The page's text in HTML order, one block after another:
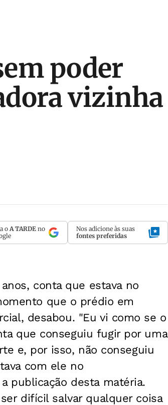
poder
vizinha
oA TARDE no
Nos adicione às suas
fontes preferidas
conta que estava no
que o prédio em
desabou. "Eu vi como se o
que conseguiu fugir por uma
e, por isso, não conseguiu
com ele no
publicação desta matéria.
difícil salvar qualquer coisa